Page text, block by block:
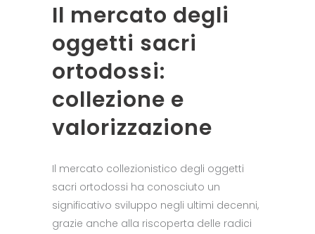
Il mercato degli
oggetti sacri
ortodossi:
collezione e
valorizzazione
Il mercato collezionistico degli oggetti
sacri ortodossi ha conosciuto un
significativo sviluppo negli ultimi decenni,
grazie anche alla riscoperta delle radici